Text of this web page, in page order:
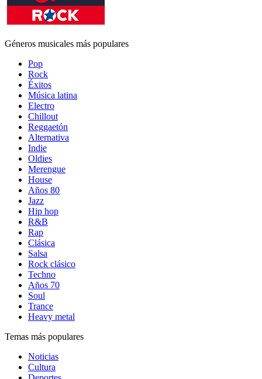
Géneros musicales más populares
Pop
Rock
Éxitos
Música latina
Electro
Chillout
Reggaetón
Alternativa
Indie
Oldies
Merengue
House
Años 80
Jazz
Hip hop
R&B
Rap
Clásica
Salsa
Rock clásico
Techno
Años 70
Soul
Trance
Heavy metal
Temas más populares
Noticias
Cultura